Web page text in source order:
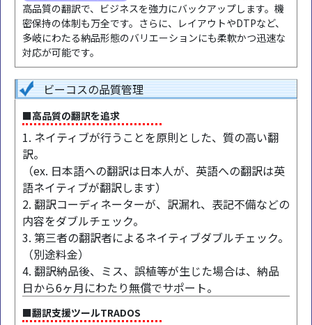
高品質の翻訳で、ビジネスを強力にバックアップします。機
密保持の体制も万全です。さらに、レイアウトやDTPなど、
多岐にわたる納品形態のバリエーションにも柔軟かつ迅速な
対応が可能です。
ビーコスの品質管理
■高品質の翻訳を追求
1. ネイティブが行うことを原則とした、質の高い翻
訳。
（ex. 日本語への翻訳は日本人が、英語への翻訳は英
語ネイティブが翻訳します）
2. 翻訳コーディネーターが、訳漏れ、表記不備などの
内容をダブルチェック。
3. 第三者の翻訳者によるネイティブダブルチェック。
（別途料金）
4. 翻訳納品後、ミス、誤植等が生じた場合は、納品
日から6ヶ月にわたり無償でサポート。
■翻訳支援ツールTRADOS